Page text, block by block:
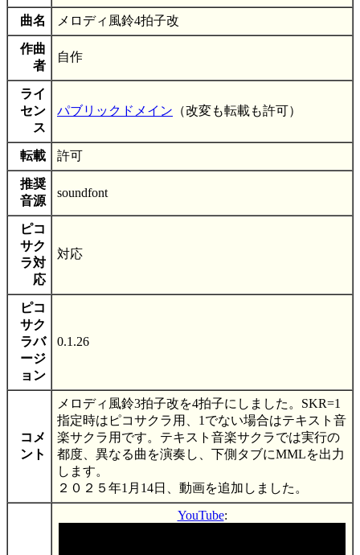
曲名 メロディ風鈴4拍子改
作曲
者
自作
ライ
セン
ス
パブリックドメイン （改変も転載も許可）
転載 許可
推奨
音源
soundfont
ピコ
サク
ラ対
応
対応
ピコ
サク
ラバ
ージ
ョン
0.1.26
コメ
ント
メロディ風鈴3拍子改を4拍子にしました。SKR=1
指定時はピコサクラ用、1でない場合はテキスト音
楽サクラ用です。テキスト音楽サクラでは実行の
都度、異なる曲を演奏し、下側タブにMMLを出力
します。
２０２５年1月14日、動画を追加しました。
YouTube: